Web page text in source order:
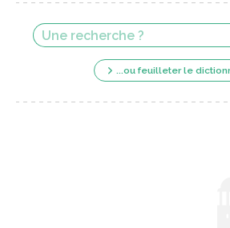
...ou feuilleter le